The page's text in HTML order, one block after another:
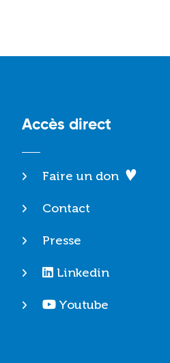
Accès direct
Faire un don
Contact
Presse
Linkedin
Youtube